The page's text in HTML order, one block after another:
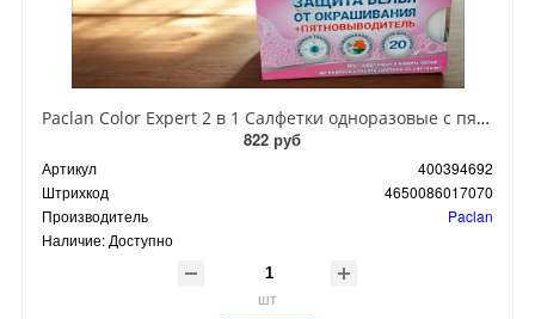
Paclan Color Expert 2 в 1 Салфетки одноразовые с пятновыводителем для предотвращения окрашивания белья во время смешанной стирки 20 шт
822 руб
Артикул
400394692
Штрихкод
4650086017070
Производитель
Paclan
Наличие: Доступно
шт